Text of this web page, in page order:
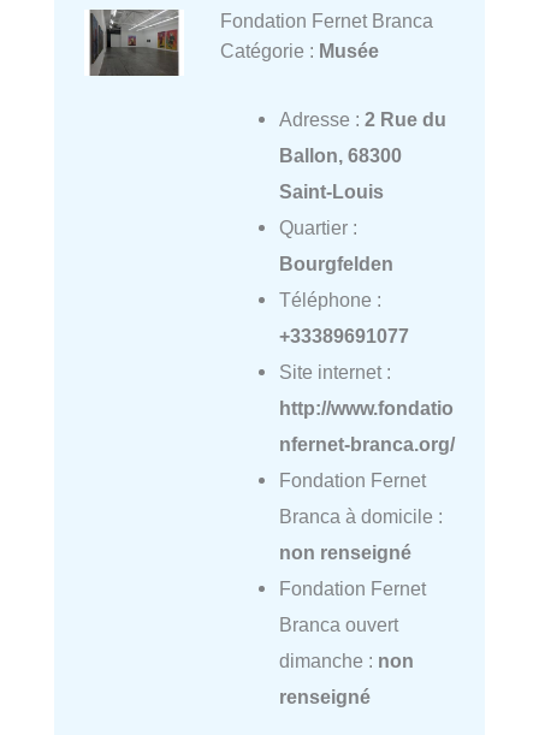
Fondation Fernet Branca
Catégorie : Musée
Adresse : 2 Rue du
Ballon, 68300
Saint-Louis
Quartier :
Bourgfelden
Téléphone :
+33389691077
Site internet :
http://www.fondatio
nfernet-branca.org/
Fondation Fernet
Branca à domicile :
non renseigné
Fondation Fernet
Branca ouvert
dimanche : non
renseigné